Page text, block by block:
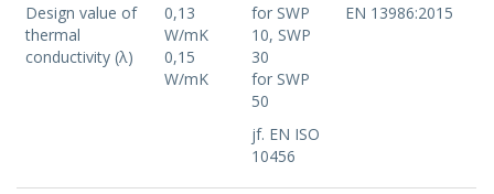
Design value of
thermal
conductivity (λ)
0,13
W/mK
0,15
W/mK
for SWP
10, SWP
30
for SWP
50
jf. EN ISO
10456
EN 13986:2015